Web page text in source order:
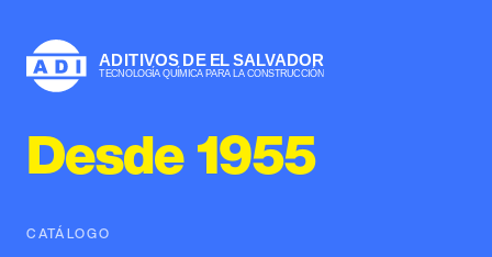
Desde 1955
CATÁLOGO